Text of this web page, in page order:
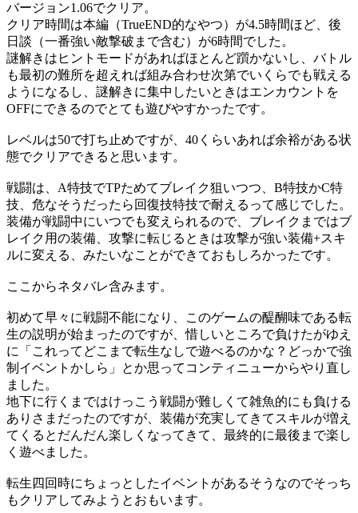
バージョン1.06でクリア。
クリア時間は本編（TrueEND的なやつ）が4.5時間ほど、後
日談（一番強い敵撃破まで含む）が6時間でした。
謎解きはヒントモードがあればほとんど躓かないし、バトル
も最初の難所を超えれば組み合わせ次第でいくらでも戦える
ようになるし、謎解きに集中したいときはエンカウントを
OFFにできるのでとても遊びやすかったです。
レベルは50で打ち止めですが、40くらいあれば余裕がある状
態でクリアできると思います。
戦闘は、A特技でTPためてブレイク狙いつつ、B特技かC特
技、危なそうだったら回復技特技で耐えるって感じでした。
装備が戦闘中にいつでも変えられるので、ブレイクまではブ
レイク用の装備、攻撃に転じるときは攻撃が強い装備+スキ
ルに変える、みたいなことができておもしろかったです。
ここからネタバレ含みます。
初めて早々に戦闘不能になり、このゲームの醍醐味である転
生の説明が始まったのですが、惜しいところで負けたがゆえ
に「これってどこまで転生なしで遊べるのかな？どっかで強
制イベントかしら」とか思ってコンティニューからやり直し
ました。
地下に行くまではけっこう戦闘が難しくて雑魚的にも負ける
ありさまだったのですが、装備が充実してきてスキルが増え
てくるとだんだん楽しくなってきて、最終的に最後まで楽し
く遊べました。
転生四回時にちょっとしたイベントがあるそうなのでそっち
もクリアしてみようとおもいます。